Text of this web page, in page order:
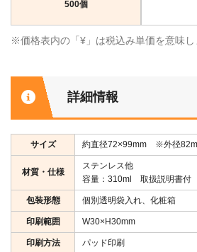
500個
※価格表内の「¥」は税込み単価を意味し
詳細情報
サイズ 約直径72×99mm ※外径
材質・仕様
ステンレス他
容量：310ml 取扱説明書付
包装形態 個別透明袋入れ、化粧箱
印刷範囲 W30×H30mm
印刷方法 パッド印刷